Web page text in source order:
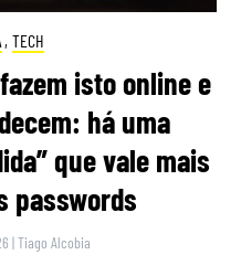
, TECH
isto online e
há uma
que vale mais
passwords
|Tiago Alcobia